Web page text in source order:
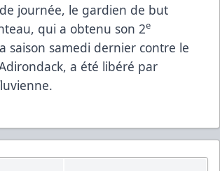
journée, le gardien de but
qui a obtenu son 2e
saison samedi dernier contre le
a été libéré par